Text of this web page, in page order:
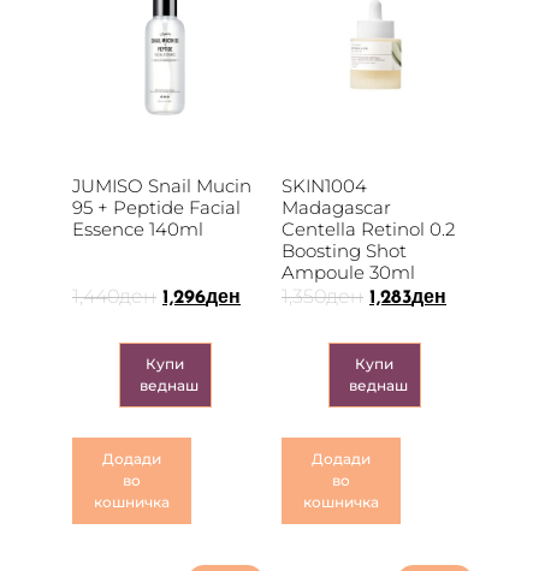
JUMISO Snail Mucin
95 + Peptide Facial
Essence 140ml
1,440ден 1,296ден
Купи
веднаш
Додади
во
кошничка
SKIN1004
Madagascar
Centella Retinol 0.2
Boosting Shot
Ampoule 30ml
1,350ден 1,283ден
Купи
веднаш
Додади
во
кошничка